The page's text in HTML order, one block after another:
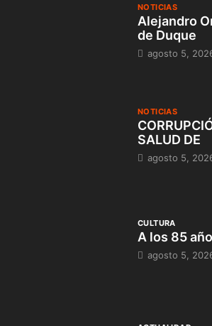
NOTICIAS
Alejandro
de Duque
agosto 5,
NOTICIAS
SALUD DE
agosto 5,
CULTURA
A los 85
agosto 5,